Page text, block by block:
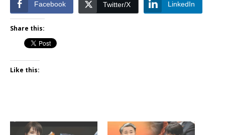
Facebook Twitter/X LinkedIn
Share this:
Like this: